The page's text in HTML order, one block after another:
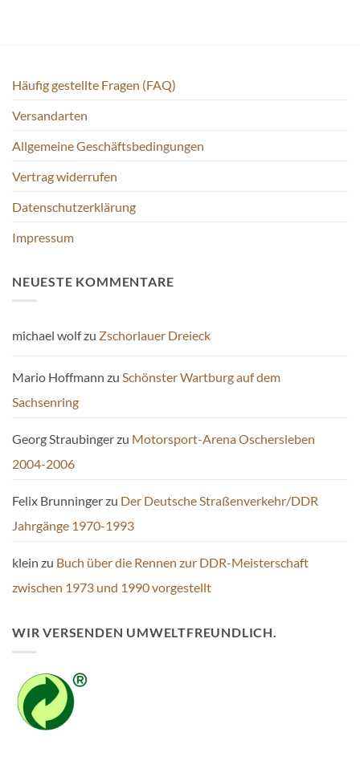
Häufig gestellte Fragen (FAQ)
Versandarten
Allgemeine Geschäftsbedingungen
Vertrag widerrufen
Datenschutzerklärung
Impressum
NEUESTE KOMMENTARE
michael wolfzu Zschorlauer Dreieck
Mario Hoffmann zu Schönster Wartburg auf dem
Sachsenring
Georg Straubingerzu Motorsport-Arena Oschersleben
2004-2006
Felix Brunningerzu Der Deutsche Straßenverkehr/DDR
Jahrgänge 1970-1993
klein zu Buch über die Rennen zur DDR-Meisterschaft
zwischen 1973 und 1990 vorgestellt
WIR VERSENDEN UMWELTFREUNDLICH.